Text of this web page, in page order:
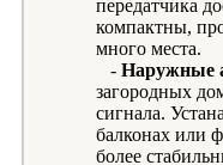
передатчика
компактны,
много места.
- Наружные
загородных
сигнала.
балконах или
более